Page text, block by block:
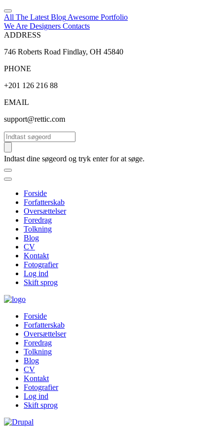
All The Latest Blog Awesome Portfolio
We Are Designers Contacts
ADDRESS
746 Roberts Road Findlay, OH 45840
PHONE
+201 126 216 88
EMAIL
support@rettic.com
Søg
Indtast dine søgeord og tryk enter for at søge.
Forside
Forfatterskab
Oversættelser
Foredrag
Tolkning
Blog
CV
Kontakt
Fotografier
Log ind
Skift sprog
Forside
Forfatterskab
Oversættelser
Foredrag
Tolkning
Blog
CV
Kontakt
Fotografier
Log ind
Skift sprog